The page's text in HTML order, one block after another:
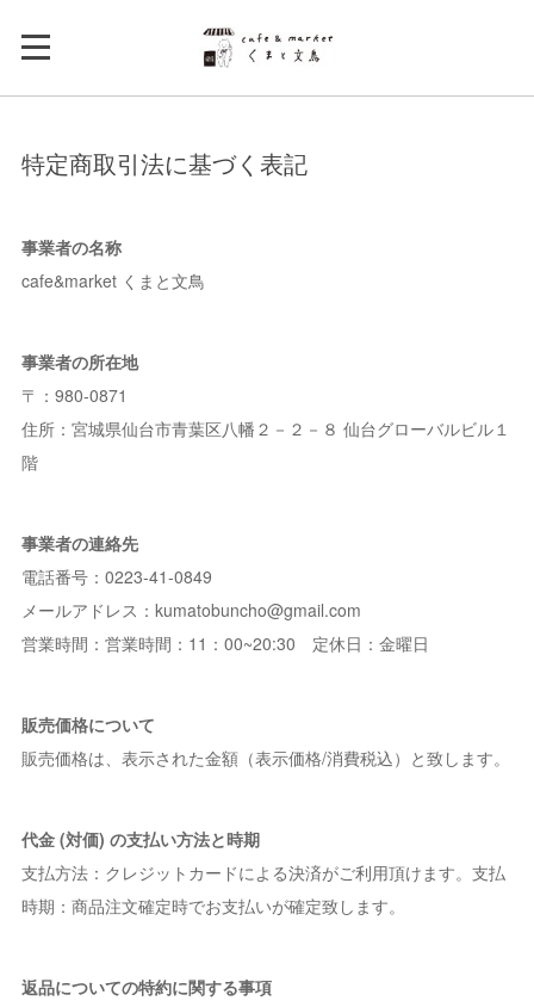
特定商取引法に基づく表記
事業者の名称
cafe&market くまと文鳥
事業者の所在地
〒：980-0871
住所：宮城県仙台市青葉区八幡２－２－８ 仙台グローバルビル１
階
事業者の連絡先
電話番号：0223-41-0849
メールアドレス：kumatobuncho@gmail.com
営業時間：営業時間：11：00~20:30 定休日：金曜日
販売価格について
販売価格は、表示された金額（表示価格/消費税込）と致します。
代金 (対価) の支払い方法と時期
支払方法：クレジットカードによる決済がご利用頂けます。支払
時期：商品注文確定時でお支払いが確定致します。
返品についての特約に関する事項